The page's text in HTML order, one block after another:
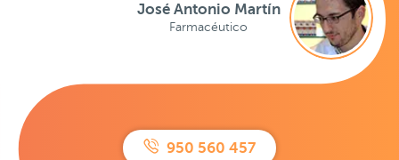
950 560 457
José Antonio Martín
Farmacéutico